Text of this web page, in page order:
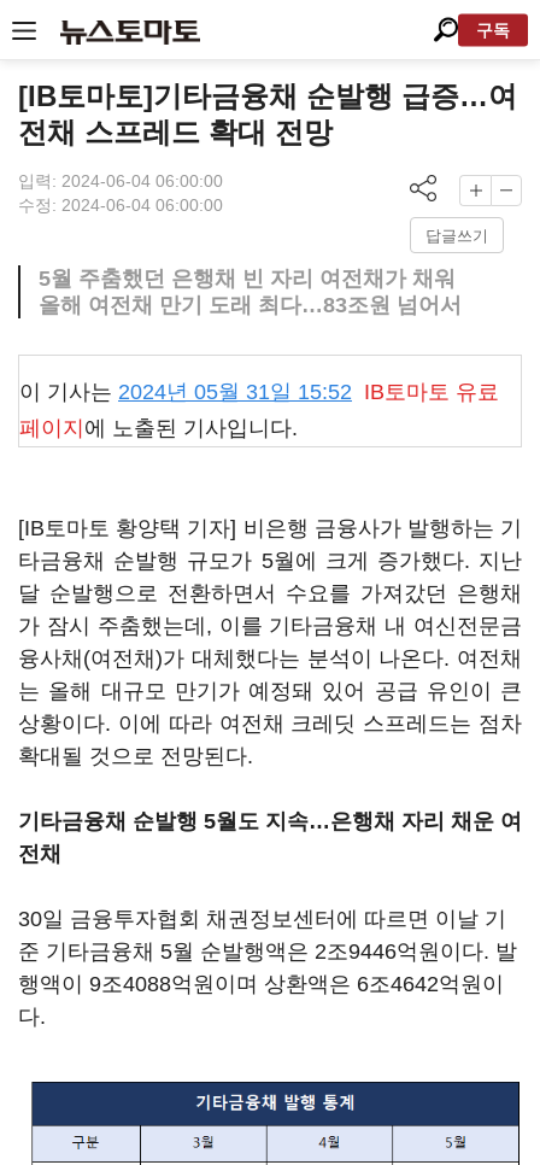
구독
[IB토마토]기타금융채 순발행 급증…여
전채 스프레드 확대 전망
입력: 2024-06-04 06:00:00
수정: 2024-06-04 06:00:00
답글쓰기
5월 주춤했던 은행채 빈 자리 여전채가 채워
올해 여전채 만기 도래 최다…83조원 넘어서
이 기사는 2024년 05월 31일 15:52 IB토마토 유료
페이지 에 노출된 기사입니다.
[IB토마토 황양택 기자] 비은행 금융사가 발행하는 기
타금융채 순발행 규모가 5월에 크게 증가했다. 지난
달 순발행으로 전환하면서 수요를 가져갔던 은행채
가 잠시 주춤했는데, 이를 기타금융채 내 여신전문금
융사채(여전채)가 대체했다는 분석이 나온다. 여전채
는 올해 대규모 만기가 예정돼 있어 공급 유인이 큰
상황이다. 이에 따라 여전채 크레딧 스프레드는 점차
확대될 것으로 전망된다.
기타금융채 순발행 5월도 지속…은행채 자리 채운 여
전채
30일 금융투자협회 채권정보센터에 따르면 이날 기
준 기타금융채 5월 순발행액은 2조9446억원이다. 발
행액이 9조4088억원이며 상환액은 6조4642억원이
다.